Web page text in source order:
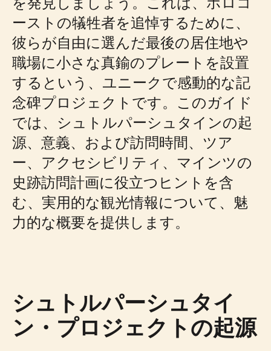
ーストの犠牲者を追悼するために、
彼らが自由に選んだ最後の居住地や
職場に小さな真鍮のプレートを設置
するという、ユニークで感動的な記
念碑プロジェクトです。このガイド
では、シュトルパーシュタインの起
源、意義、および訪問時間、ツア
ー、アクセシビリティ、マインツの
史跡訪問計画に役立つヒントを含
む、実用的な観光情報について、魅
力的な概要を提供します。
シュトルパーシュタイ
ン・プロジェクトの起源